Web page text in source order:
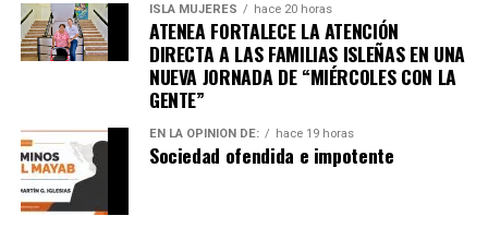
ISLA MUJERES hace 20 horas
ATENEA FORTALECE LA ATENCIÓN
DIRECTA A LAS FAMILIAS ISLEÑAS EN UNA
NUEVA JORNADA DE “MIÉRCOLES CON LA
GENTE”
EN LA OPINIÓN DE: hace 19 horas
Sociedad ofendida e impotente